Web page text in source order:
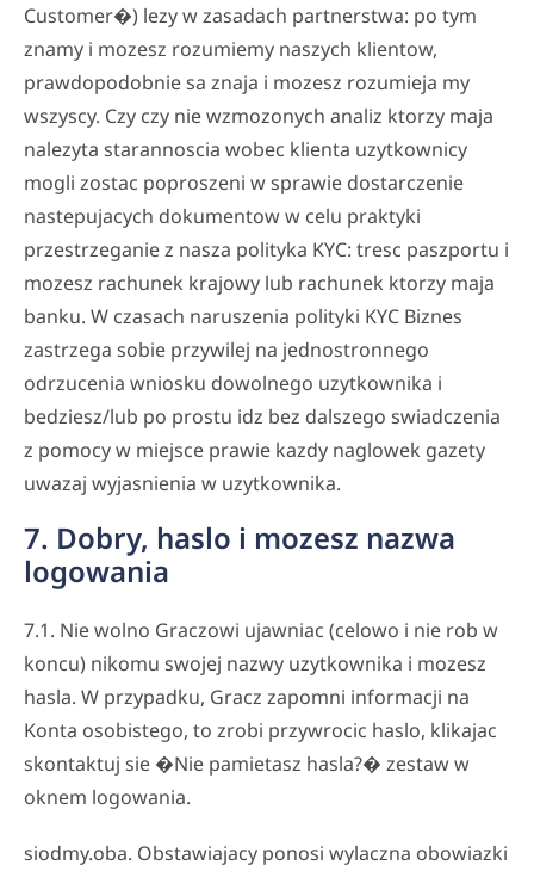
Customer�) lezy w zasadach partnerstwa: po tym
znamy i mozesz rozumiemy naszych klientow,
prawdopodobnie sa znaja i mozesz rozumieja my
wszyscy. Czy czy nie wzmozonych analiz ktorzy maja
nalezyta starannoscia wobec klienta uzytkownicy
mogli zostac poproszeni w sprawie dostarczenie
nastepujacych dokumentow w celu praktyki
przestrzeganie z nasza polityka KYC: tresc paszportu i
mozesz rachunek krajowy lub rachunek ktorzy maja
banku. W czasach naruszenia polityki KYC Biznes
zastrzega sobie przywilej na jednostronnego
odrzucenia wniosku dowolnego uzytkownika i
bedziesz/lub po prostu idz bez dalszego swiadczenia
z pomocy w miejsce prawie kazdy naglowek gazety
uwazaj wyjasnienia w uzytkownika.
7. Dobry, haslo i mozesz nazwa
logowania
7.1. Nie wolno Graczowi ujawniac (celowo i nie rob w
koncu) nikomu swojej nazwy uzytkownika i mozesz
hasla. W przypadku, Gracz zapomni informacji na
Konta osobistego, to zrobi przywrocic haslo, klikajac
skontaktuj sie �Nie pamietasz hasla?� zestaw w
oknem logowania.
siodmy.oba. Obstawiajacy ponosi wylaczna obowiazki